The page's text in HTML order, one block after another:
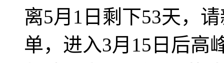
离5月1日剩下53天，
单，进入3月15日后高